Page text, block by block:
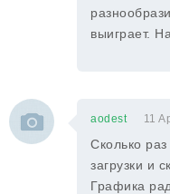
выиграет.
aodest 11
Сколько
загрузки и
Графика